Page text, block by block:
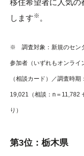
移住希望者に人気の
します※ 。
※ 調査対象：新規のセン
参加者（いずれもオンライ
（相談カード）／調査時
19,021（相談：n＝11,782
り）
第3位：栃木県